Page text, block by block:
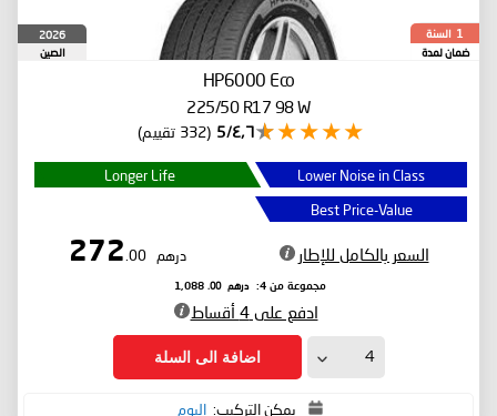
1 السنة
ضمان لمدة
2026
الصين
HP6000 Eco
225/50 R17 98 W
٤٫٦/5 (332 تقييم)
Lower Noise in Class
Longer Life
Best Price-Value
السعر بالكامل للإطار درهم 272
.00
مجموعة من 4: درهم 1,088
.00
ادفع على 4 أقساط
اضافة الى السلة
يمكن التركيب: اليوم